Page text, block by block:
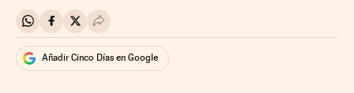
Compartir en Whatsapp
Compartir en Facebook
Compartir en Twitter
Desplegar Redes Sociales
Añadir Cinco Días en Google